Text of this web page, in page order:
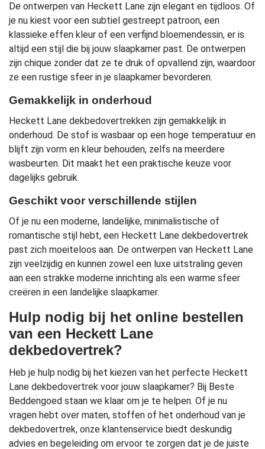
De ontwerpen van Heckett Lane zijn elegant en tijdloos. Of
je nu kiest voor een subtiel gestreept patroon, een
klassieke effen kleur of een verfijnd bloemendessin, er is
altijd een stijl die bij jouw slaapkamer past. De ontwerpen
zijn chique zonder dat ze te druk of opvallend zijn, waardoor
ze een rustige sfeer in je slaapkamer bevorderen.
Gemakkelijk in onderhoud
Heckett Lane dekbedovertrekken zijn gemakkelijk in
onderhoud. De stof is wasbaar op een hoge temperatuur en
blijft zijn vorm en kleur behouden, zelfs na meerdere
wasbeurten. Dit maakt het een praktische keuze voor
dagelijks gebruik.
Geschikt voor verschillende stijlen
Of je nu een moderne, landelijke, minimalistische of
romantische stijl hebt, een Heckett Lane dekbedovertrek
past zich moeiteloos aan. De ontwerpen van Heckett Lane
zijn veelzijdig en kunnen zowel een luxe uitstraling geven
aan een strakke moderne inrichting als een warme sfeer
creëren in een landelijke slaapkamer.
Hulp nodig bij het online bestellen
van een Heckett Lane
dekbedovertrek?
Heb je hulp nodig bij het kiezen van het perfecte Heckett
Lane dekbedovertrek voor jouw slaapkamer? Bij Beste
Beddengoed staan we klaar om je te helpen. Of je nu
vragen hebt over maten, stoffen of het onderhoud van je
dekbedovertrek, onze klantenservice biedt deskundig
advies en begeleiding om ervoor te zorgen dat je de juiste